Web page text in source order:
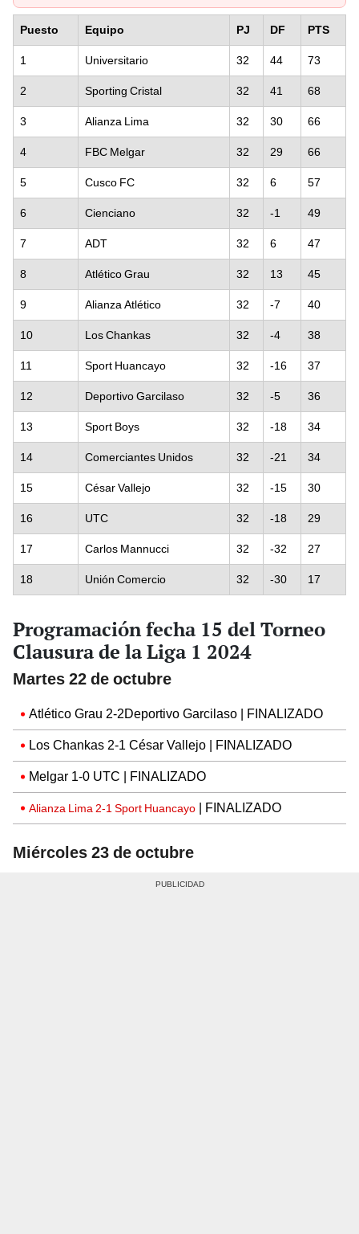
Puesto Equipo PJ DF PTS
1 Universitario 32 44 73
2 Sporting Cristal 32 41 68
3 Alianza Lima 32 30 66
4 FBC Melgar 32 29 66
5 Cusco FC 32 6 57
6 Cienciano 32 -1 49
7 ADT 32 6 47
8 Atlético Grau 32 13 45
9 Alianza Atlético 32 -7 40
10 Los Chankas 32 -4 38
11 Sport Huancayo 32 -16 37
12 Deportivo Garcilaso 32 -5 36
13 Sport Boys 32 -18 34
14 Comerciantes Unidos 32 -21 34
15 César Vallejo 32 -15 30
16 UTC 32 -18 29
17 Carlos Mannucci 32 -32 27
18 Unión Comercio 32 -30 17
Programación fecha 15 del Torneo
Clausura de la Liga 1 2024
Martes 22 de octubre
Atlético Grau 2-2Deportivo Garcilaso | FINALIZADO
Los Chankas 2-1 César Vallejo | FINALIZADO
Melgar 1-0 UTC | FINALIZADO
Alianza Lima 2-1 Sport Huancayo | FINALIZADO
Miércoles 23 de octubre